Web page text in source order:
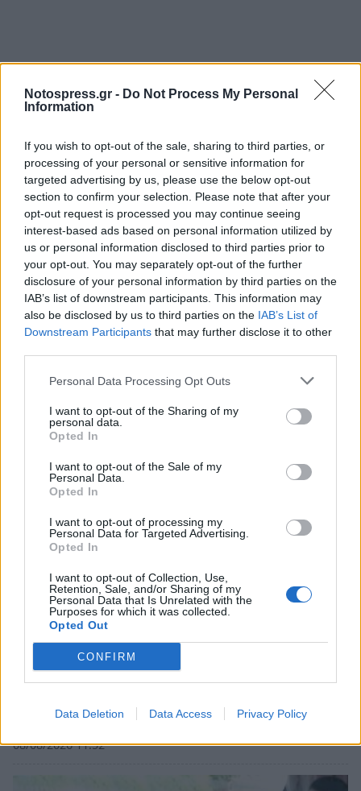
Notospress.gr - Do Not Process My Personal
Information
If you wish to opt-out of the sale, sharing to third parties, or
processing of your personal or sensitive information for
targeted advertising by us, please use the below opt-out
section to confirm your selection. Please note that after your
opt-out request is processed you may continue seeing
interest-based ads based on personal information utilized by
us or personal information disclosed to third parties prior to
your opt-out. You may separately opt-out of the further
disclosure of your personal information by third parties on the
IAB’s list of downstream participants. This information may
also be disclosed by us to third parties on the IAB’s List of
Downstream Participants that may further disclose it to other
Personal Data Processing Opt Outs
I want to opt-out of the Sharing of my
personal data.
Opted In
I want to opt-out of the Sale of my
Personal Data.
Opted In
I want to opt-out of processing my
Personal Data for Targeted Advertising.
Opted In
I want to opt-out of Collection, Use,
Retention, Sale, and/or Sharing of my
Personal Data that Is Unrelated with the
Purposes for which it was collected.
Opted Out
CONFIRM
Data Deletion Data Access Privacy Policy
Σχετικά Άρθρα
Νεάπολη Λακωνίας: Μεγάλο το ενδιαφέρον
(photos)
08/08/2026 11:52